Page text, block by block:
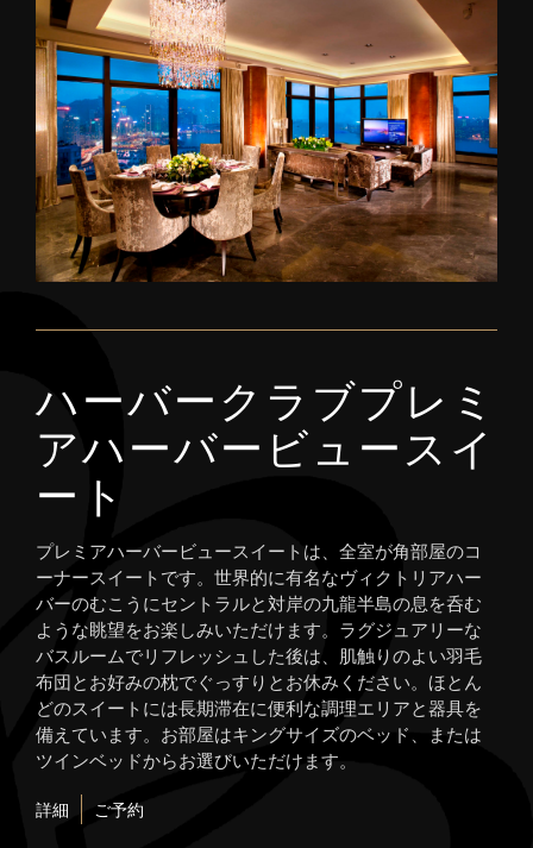
ハーバークラブプレミ
アハーバービュースイ
ート
プレミアハーバービュースイートは、全室が角部屋のコ
ーナースイートです。世界的に有名なヴィクトリアハー
バーのむこうにセントラルと対岸の九龍半島の息を呑む
ような眺望をお楽しみいただけます。ラグジュアリーな
バスルームでリフレッシュした後は、肌触りのよい羽毛
布団とお好みの枕でぐっすりとお休みください。ほとん
どのスイートには長期滞在に便利な調理エリアと器具を
備えています。お部屋はキングサイズのベッド、または
ツインベッドからお選びいただけます。
詳細 ご予約